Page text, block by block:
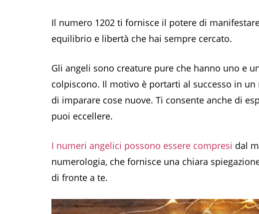
Il numero 1202 ti fornisce il potere di
equilibrio e libertà che hai sempre cercato.
Gli angeli sono creature pure che hanno uno e
colpiscono. Il motivo è portarti al successo in
di imparare cose nuove. Ti consente anche di
puoi eccellere.
I numeri angelici possono essere compresi dal
numerologia, che fornisce una chiara
di fronte a te.